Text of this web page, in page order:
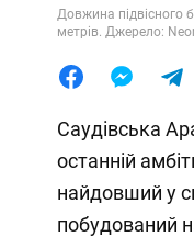
Довжина підвісного
метрів. Джерело:
Саудівська
останній
найдовший у
побудований